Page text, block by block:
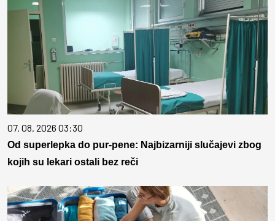
07. 08. 2026 03:30
Od superlepka do pur-pene: Najbizarniji slučajevi zbog
kojih su lekari ostali bez reči